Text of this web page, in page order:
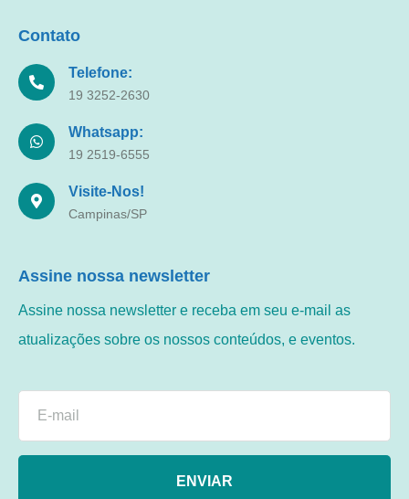
Contato
Telefone:
19 3252-2630
Whatsapp:
19 2519-6555
Visite-Nos!
Campinas/SP
Assine nossa newsletter
Assine nossa newsletter e receba em seu e-mail as
atualizações sobre os nossos conteúdos, e eventos.
ENVIAR